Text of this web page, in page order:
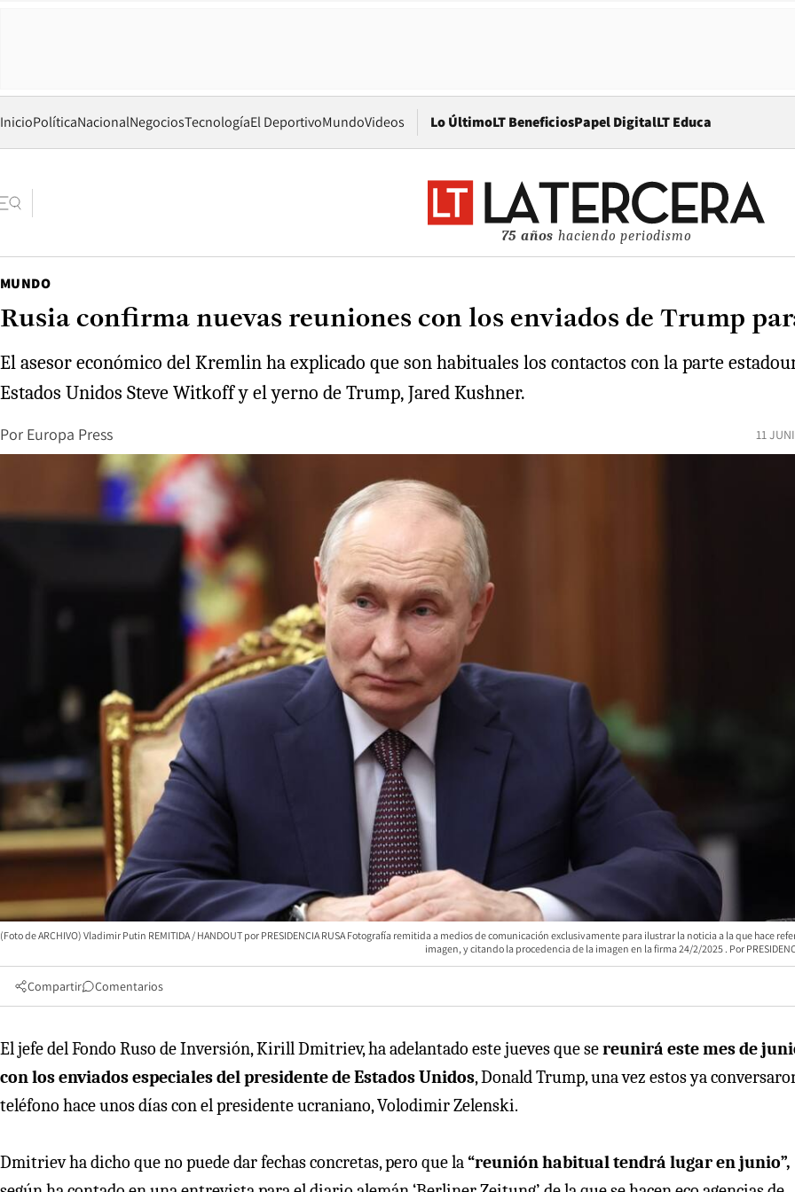
InicioPolíticaNacionalNegociosTecnologíaEl DeportivoMundoVideos Lo ÚltimoLT BeneficiosPapel DigitalOpens in new window
LT Educa
75 años haciendo periodismo
MUNDO
Rusia confirma nuevas reuniones con los enviados de Trump
El asesor económico del Kremlin ha explicado que son habituales los contactos con la parte
Estados Unidos Steve Witkoff y el yerno de Trump, Jared Kushner.
Por Europa Press 11
(Foto de ARCHIVO) Vladimir Putin REMITIDA / HANDOUT por PRESIDENCIA RUSA Fotografía remitida a medios de comunicación exclusivamente para ilustrar la noticia a la que hace
imagen, y citando la procedencia de la imagen en la firma 24/2/2025
Compartir Comentarios
El jefe del Fondo Ruso de Inversión, Kirill Dmitriev, ha adelantado este jueves que sereunirá este mes de
con los enviados especiales del presidente de Estados Unidos, Donald Trump, una vez estos ya
teléfono hace unos días con el presidente ucraniano, Volodimir Zelenski.
Dmitriev ha dicho que no puede dar fechas concretas, pero que la“reunión habitual tendrá lugar en junio”,